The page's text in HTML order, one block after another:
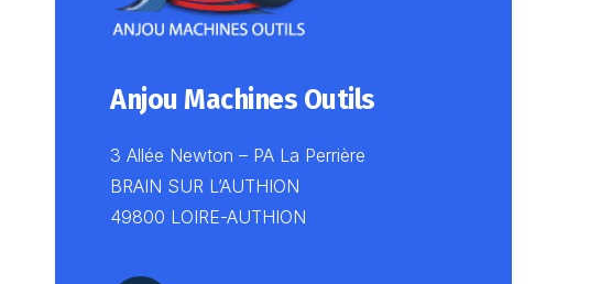
Anjou Machines Outils
3 Allée Newton – PA La Perrière
BRAIN SUR L’AUTHION
49800 LOIRE-AUTHION